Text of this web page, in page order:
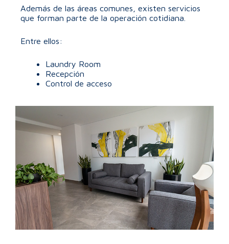
Además de las áreas comunes, existen servicios
que forman parte de la operación cotidiana.
Entre ellos:
Laundry Room
Recepción
Control de acceso